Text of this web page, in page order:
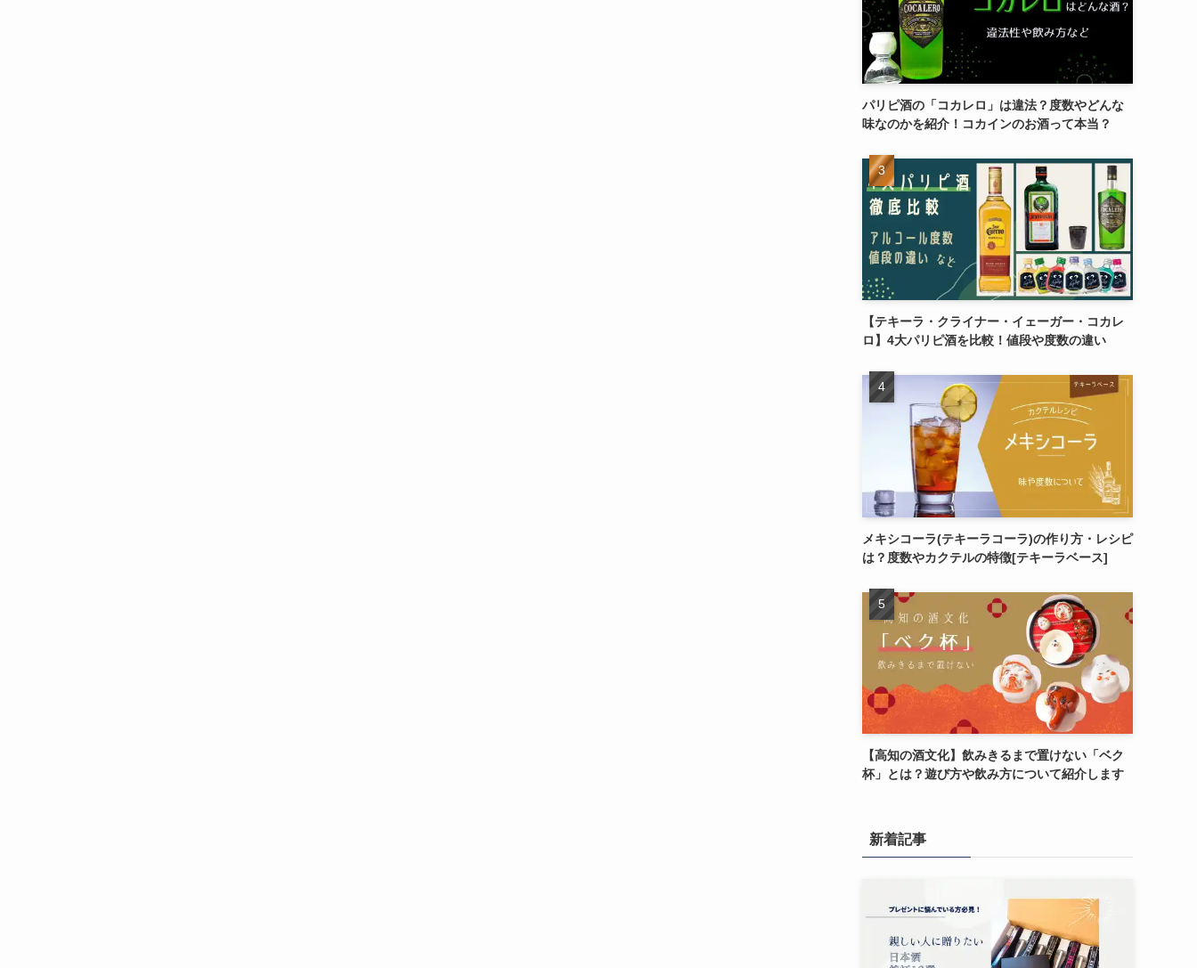
パリピ酒の「コカレロ」は違法？度数やどんな
味なのかを紹介！コカインのお酒って本当？
【テキーラ・クライナー・イェーガー・コカレ
ロ】4大パリピ酒を比較！値段や度数の違い
メキシコーラ(テキーラコーラ)の作り方・レシピ
は？度数やカクテルの特徴[テキーラベース]
【高知の酒文化】飲みきるまで置けない「ベク
杯」とは？遊び方や飲み方について紹介します
新着記事